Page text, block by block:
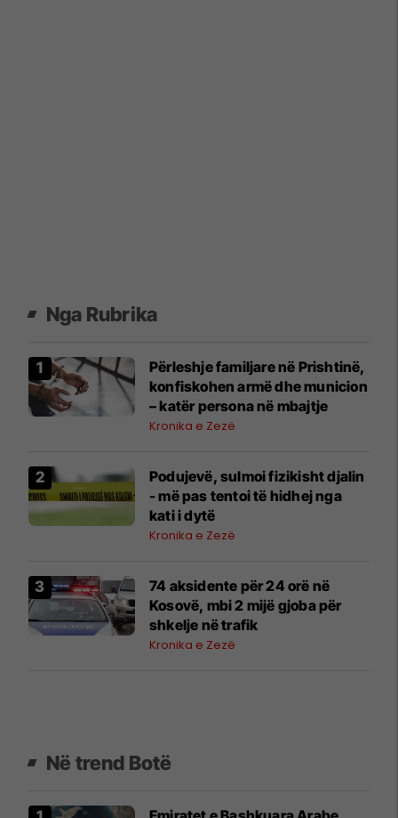
Nga Rubrika
Përleshje familjare në Prishtinë,
konfiskohen armë dhe municion
– katër persona në mbajtje
Kronika e Zezë
Podujevë, sulmoi fizikisht djalin
- më pas tentoi të hidhej nga
kati i dytë
Kronika e Zezë
74 aksidente për 24 orë në
Kosovë, mbi 2 mijë gjoba për
shkelje në trafik
Kronika e Zezë
Në trend Botë